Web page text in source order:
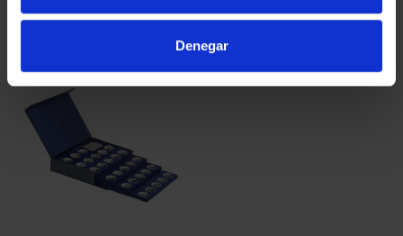
Denegar
registrados
registrados